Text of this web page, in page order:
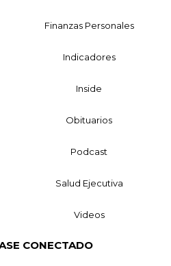
Finanzas Personales
Indicadores
Inside
Obituarios
Podcast
Salud Ejecutiva
Videos
CONECTADO